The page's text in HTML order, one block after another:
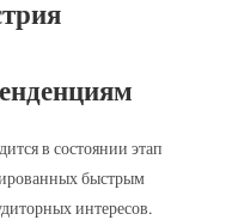
в состоянии этап
быстрым
интересов.